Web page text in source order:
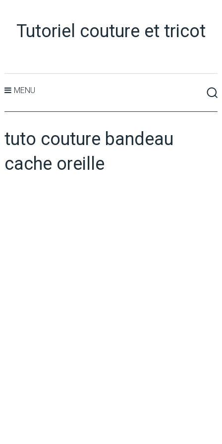
Tutoriel couture et tricot
MENU
tuto couture bandeau
cache oreille